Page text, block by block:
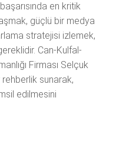
en kritik
güçlü bir medya
stratejisi izlemek,
Can-Kulfal-
Firması Selçuk
sunarak,
edilmesini